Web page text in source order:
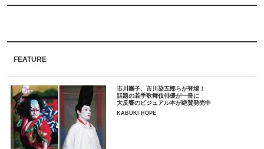
FEATURE
市川團子、市川染五郎らが登場！
話題の若手歌舞伎俳優が一冊に
大反響のビジュアル本が絶賛発売中
KABUKI HOPE